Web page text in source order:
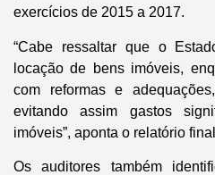
exercícios de 2015 a 2017.
“Cabe ressaltar que o
locação de bens imóveis,
com reformas e
evitando assim gastos
imóveis”, aponta o relatório
Os auditores também